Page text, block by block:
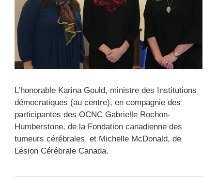
L’honorable Karina Gould, ministre des Institutions
démocratiques (au centre), en compagnie des
participantes des OCNC Gabrielle Rochon-
Humberstone, de la Fondation canadienne des
tumeurs cérébrales, et Michelle McDonald, de
Lésion Cérébrale Canada.